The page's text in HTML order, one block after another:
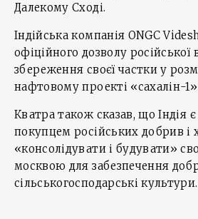
Далекому Сході.
Індійська компанія ONGC
офіційного дозволу російської
збереження своєї частки у
нафтовому проекті «сахалін-1»
Кватра також сказав, що Індія
покупцем російських добрив і
«консолідувати і будувати»
москвою для забезпечення
сільськогосподарські культури.